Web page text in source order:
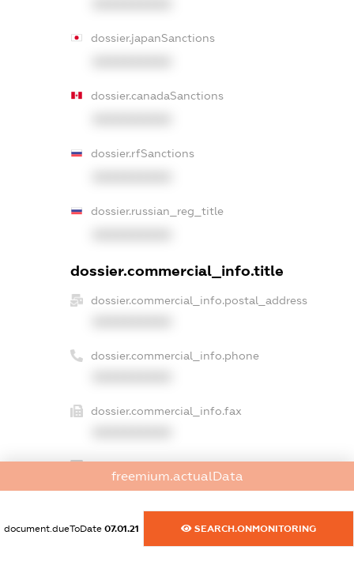
dossier.japanSanctions
dossier.canadaSanctions
dossier.rfSanctions
dossier.russian_reg_title
dossier.commercial_info.title
dossier.commercial_info.postal_address
dossier.commercial_info.phone
dossier.commercial_info.fax
XXXXXXXXXX
dossier.commercial_info.website
XXXXXXXXXX
freemium.actualData
document.dueToDate 07.01.21 SEARCH.ONMONITORING